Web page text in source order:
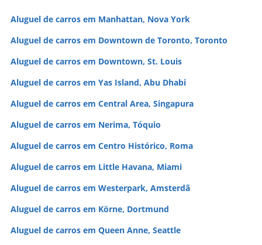
Aluguel de carros em Manhattan, Nova York
Aluguel de carros em Downtown de Toronto, Toronto
Aluguel de carros em Downtown, St. Louis
Aluguel de carros em Yas Island, Abu Dhabi
Aluguel de carros em Central Area, Singapura
Aluguel de carros em Nerima, Tóquio
Aluguel de carros em Centro Histórico, Roma
Aluguel de carros em Little Havana, Miami
Aluguel de carros em Westerpark, Amsterdã
Aluguel de carros em Körne, Dortmund
Aluguel de carros em Queen Anne, Seattle